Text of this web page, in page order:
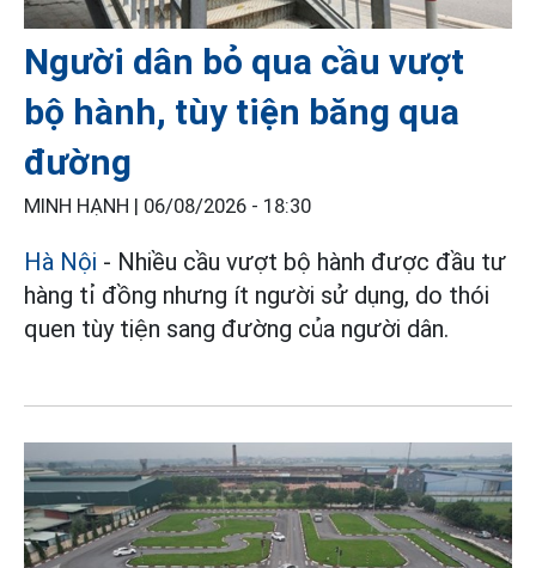
Người dân bỏ qua cầu vượt
bộ hành, tùy tiện băng qua
đường
MINH HẠNH | 06/08/2026 - 18:30
Hà Nội - Nhiều cầu vượt bộ hành được đầu tư
hàng tỉ đồng nhưng ít người sử dụng, do thói
quen tùy tiện sang đường của người dân.